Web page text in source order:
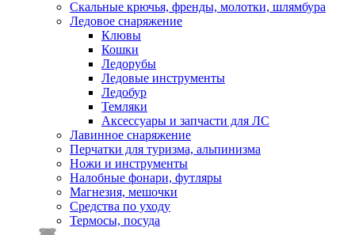
Скальные крючья, френды, молотки, шлямбура
Ледовое снаряжение
Клювы
Кошки
Ледорубы
Ледовые инструменты
Ледобур
Темляки
Аксессуары и запчасти для ЛС
Лавинное снаряжение
Перчатки для туризма, альпинизма
Ножи и инструменты
Налобные фонари, футляры
Магнезия, мешочки
Средства по уходу
Термосы, посуда